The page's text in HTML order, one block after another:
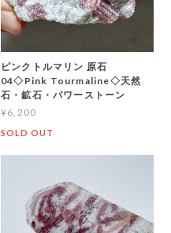
ピンクトルマリン 原石
04◇Pink Tourmaline◇天然
石・鉱石・パワーストーン
¥6,200
SOLD OUT